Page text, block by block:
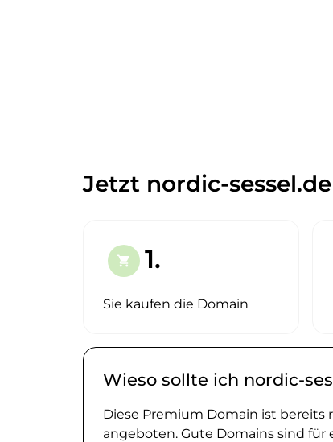
Jetzt nordic-
shopping_cart 1.
Sie kaufen die Domain
Wieso sollte ich nordic-
Diese Premium Domain ist bereits
angeboten. Gute Domains sind